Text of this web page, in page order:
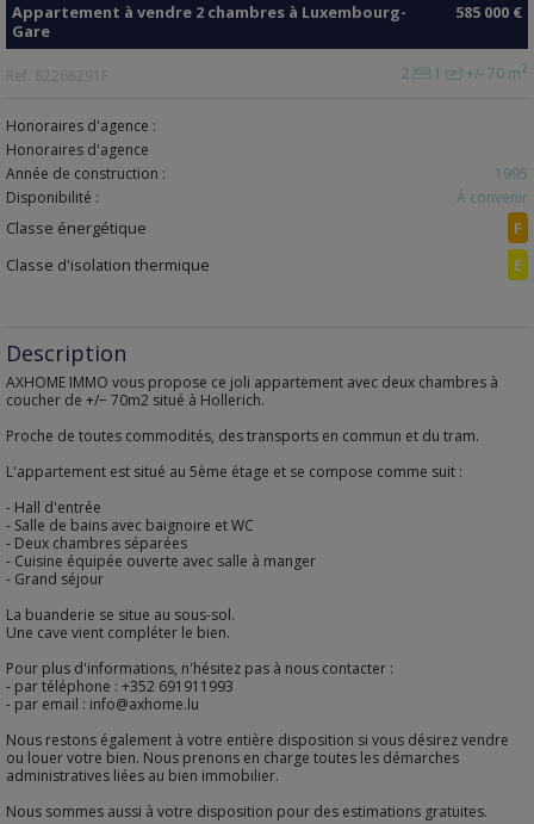
585 000 €
Appartement à vendre 2 chambres à Luxembourg-
Gare
Ref. 82268291F 2 1 +/- 70 m2
Honoraires d'agence :
Honoraires d'agence
Année de construction :
1995
Disponibilité :
À convenir
Classe énergétique
F
Classe d'isolation thermique
E
Description
AXHOME IMMO vous propose ce joli appartement avec deux chambres à
coucher de +/− 70m2 situé à Hollerich.
Proche de toutes commodités, des transports en commun et du tram.
L'appartement est situé au 5ème étage et se compose comme suit :
- Hall d'entrée
- Salle de bains avec baignoire et WC
- Deux chambres séparées
- Cuisine équipée ouverte avec salle à manger
- Grand séjour
La buanderie se situe au sous-sol.
Une cave vient compléter le bien.
Pour plus d'informations, n'hésitez pas à nous contacter :
- par téléphone : +352 691911993
- par email : info@axhome.lu
Nous restons également à votre entière disposition si vous désirez vendre
ou louer votre bien. Nous prenons en charge toutes les démarches
administratives liées au bien immobilier.
Nous sommes aussi à votre disposition pour des estimations gratuites.